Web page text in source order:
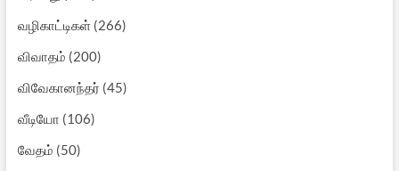
வழிகாட்டிகள்(266)
விவாதம் (200)
விவேகானந்தர் (45)
வீடியோ (106)
வேதம் (50)